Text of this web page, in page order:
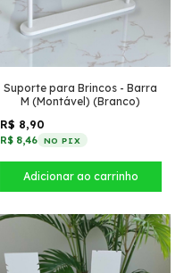
Suporte para Brincos - Barra
M (Montável) (Branco)
R$ 8,90
R$ 8,46 NO PIX